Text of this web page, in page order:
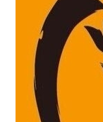
本評点及び
Gooleの評価
ます